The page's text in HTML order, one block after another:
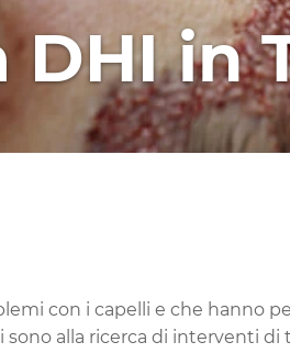
DHI in
con i capelli e che hanno
sono alla ricerca di interventi di